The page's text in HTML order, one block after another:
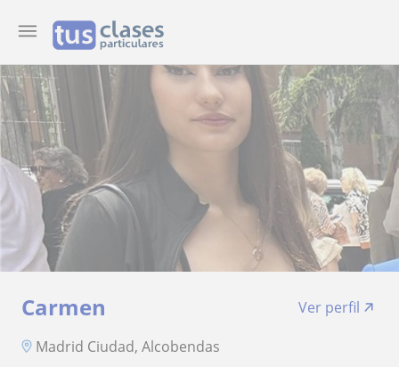
Carmen
Ver perfil
Madrid Ciudad, Alcobendas